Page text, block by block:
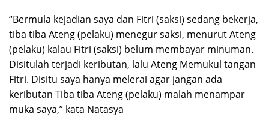
“Bermula kejadian saya dan Fitri (saksi) sedang bekerja,
tiba tiba Ateng (pelaku) menegur saksi, menurut Ateng
(pelaku) kalau Fitri (saksi) belum membayar minuman.
Disitulah terjadi keributan, lalu Ateng Memukul tangan
Fitri. Disitu saya hanya melerai agar jangan ada
keributan Tiba tiba Ateng (pelaku) malah menampar
muka saya,” kata Natasya